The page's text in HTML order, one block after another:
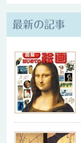
最新の記事